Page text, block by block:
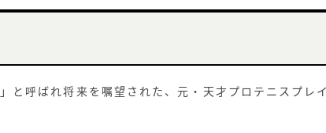
と呼ばれ将来を嘱望された、元・天才プロテニスプレ